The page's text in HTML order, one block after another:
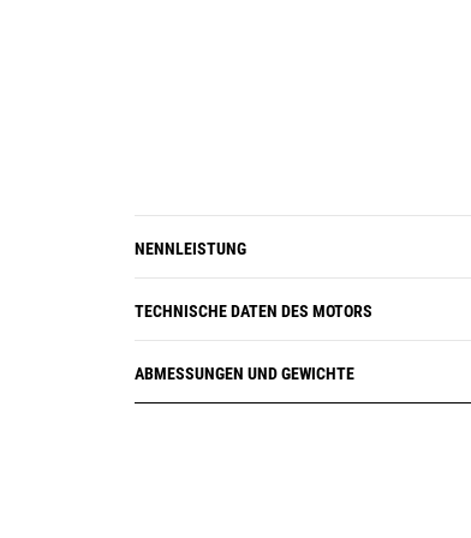
NENNLEISTUNG
TECHNISCHE DATEN DES MOTORS
ABMESSUNGEN UND GEWICHTE